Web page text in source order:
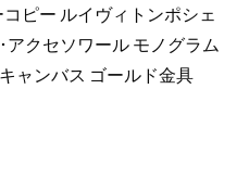
ピー ルイヴィトンポシェ
アクセソワール モノグラム
ャンバス ゴールド金具